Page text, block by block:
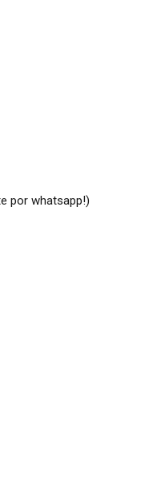
por whatsapp!)